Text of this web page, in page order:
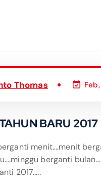
Thomas
BARU 2017
menit….menit
berganti
2017…..